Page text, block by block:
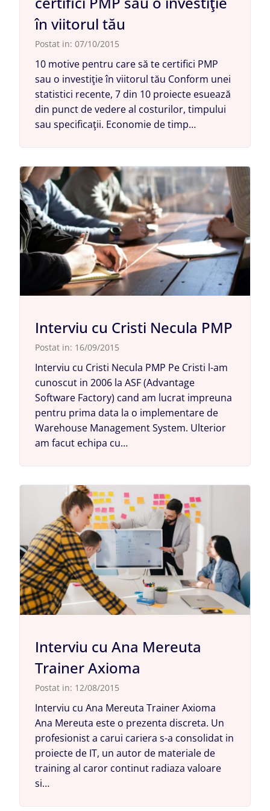
în viitorul tău
Postat in: 07/10/2015
10 motive pentru care să te certifici PMP
sau o investiţie în viitorul tău Conform unei
statistici recente, 7 din 10 proiecte esuează
din punct de vedere al costurilor, timpului
sau specificaţii. Economie de timp…
Interviu cu Cristi Necula PMP
Postat in: 16/09/2015
Interviu cu Cristi Necula PMP Pe Cristi l-am
cunoscut in 2006 la ASF (Advantage
Software Factory) cand am lucrat impreuna
pentru prima data la o implementare de
Warehouse Management System. Ulterior
am facut echipa cu…
Interviu cu Ana Mereuta
Trainer Axioma
Postat in: 12/08/2015
Interviu cu Ana Mereuta Trainer Axioma
Ana Mereuta este o prezenta discreta. Un
profesionist a carui cariera s-a consolidat in
proiecte de IT, un autor de materiale de
training al caror continut radiaza valoare
si…